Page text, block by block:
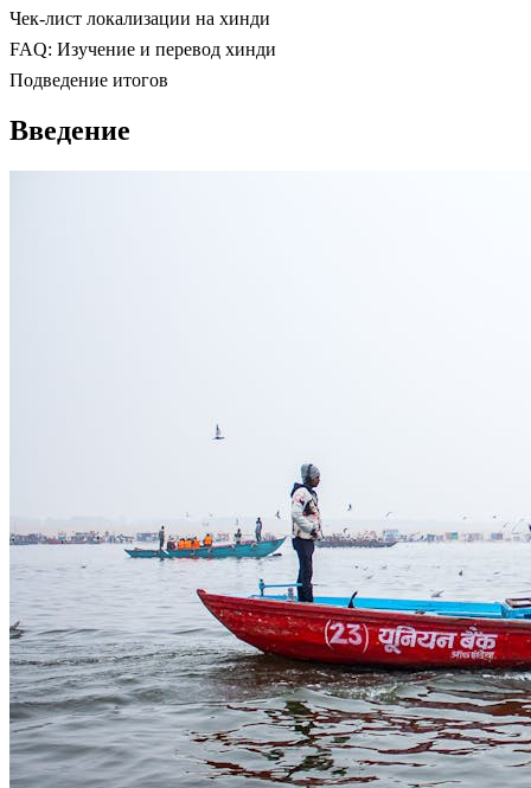
Чек-лист локализации на хинди
FAQ: Изучение и перевод хинди
Подведение итогов
Введение